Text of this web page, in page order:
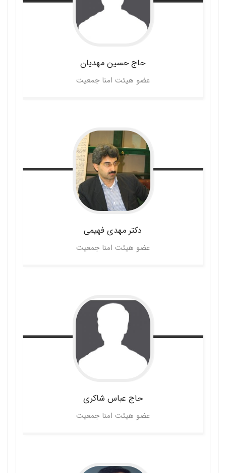
حاج حسینمهدیان
عضو هیئت امنا جمعیت
دکتر مهدیفهیمی
عضو هیئت امنا جمعیت
حاج عباس شاکری
عضو هیئت امنا جمعیت